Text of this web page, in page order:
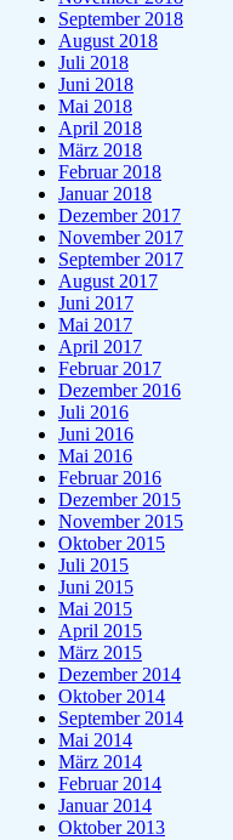
September 2018
August 2018
Juli 2018
Juni 2018
Mai 2018
April 2018
März 2018
Februar 2018
Januar 2018
Dezember 2017
November 2017
September 2017
August 2017
Juni 2017
Mai 2017
April 2017
Februar 2017
Dezember 2016
Juli 2016
Juni 2016
Mai 2016
Februar 2016
Dezember 2015
November 2015
Oktober 2015
Juli 2015
Juni 2015
Mai 2015
April 2015
März 2015
Dezember 2014
Oktober 2014
September 2014
Mai 2014
März 2014
Februar 2014
Januar 2014
Oktober 2013